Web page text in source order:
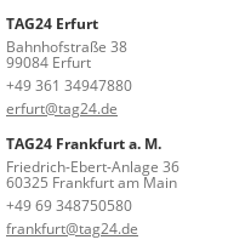
TAG24 Erfurt
Bahnhofstraße 38
99084 Erfurt
+49 361 34947880
erfurt@tag24.de
TAG24 Frankfurt a. M.
Friedrich-Ebert-Anlage 36
60325 Frankfurt am Main
+49 69 348750580
frankfurt@tag24.de